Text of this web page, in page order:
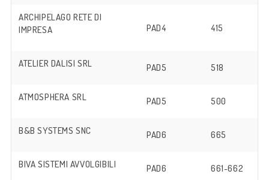
ARCHIPELAGO RETE DI
IMPRESA
PAD4 415
ATELIER DALISI SRL PAD5 518
ATMOSPHERA SRL PAD5 500
B&B SYSTEMS SNC PAD6 665
BIVA SISTEMI AVVOLGIBILI PAD6 661-662